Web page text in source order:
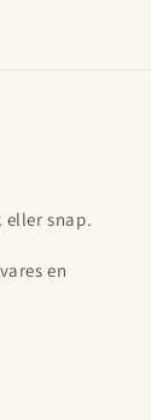
eller snap.
en